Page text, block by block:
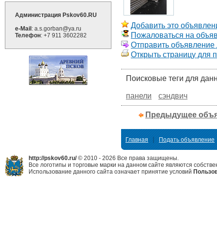
Добавить это
Пожаловаться на
Отправить объявление
Открыть страницу для
Поисковые теги для
панели сэндвич
Предыдущее
Администрация Pskov60.RU
e-Mail : a.s.gorban@ya.ru
Телефон: +7 911 3602282
Главная | Подать объявление
http://pskov60.ru/© 2010 - 2026 Все права защищены.
Все логотипы и торговые марки на данном сайте являются
Использование данного сайта означает принятие условий